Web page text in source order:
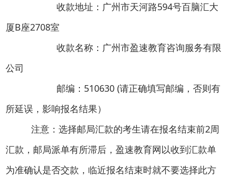
收款地址：广州市天河路594号百脑汇大
厦B座2708室
收款名称：广州市盈速教育咨询服务有限
公司
邮编：510630 (请正确填写邮编，否则有
所延误，影响报名结果）
注意：选择邮局汇款的考生请在报名结束前2周
汇款，邮局派单有所滞后，盈速教育网以收到汇款单
为准确认是否交款，临近报名结束时就不要选择此方